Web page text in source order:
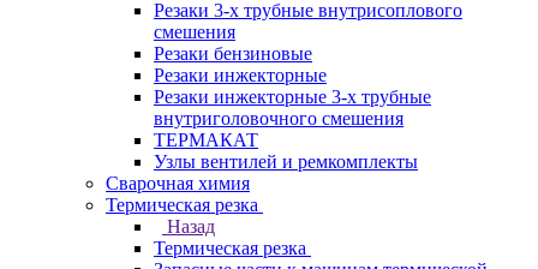
Резаки 3-х трубные внутрисоплового
смешения
Резаки бензиновые
Резаки инжекторные
Резаки инжекторные 3-х трубные
внутриголовочного смешения
ТЕРМАКАТ
Узлы вентилей и ремкомплекты
Сварочная химия
Термическая резка
Назад
Термическая резка